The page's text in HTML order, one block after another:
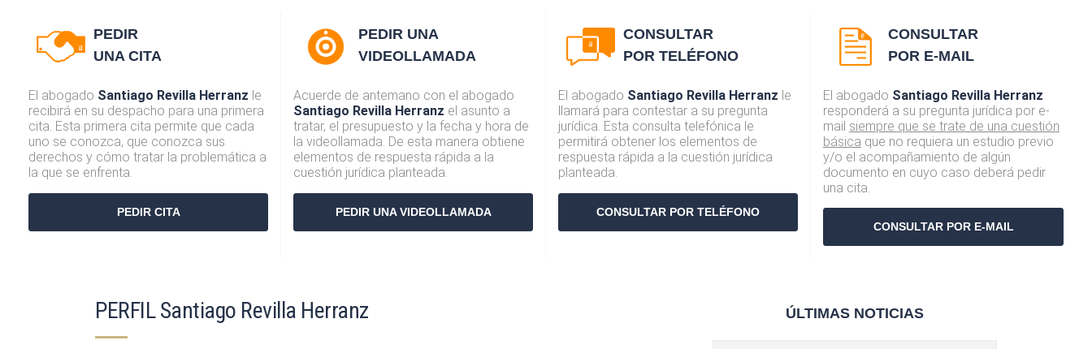
PEDIR
UNA CITA
El abogado Santiago Revilla Herranz le
recibirá en su despacho para una primera
cita. Esta primera cita permite que cada
uno se conozca, que conozca sus
derechos y cómo tratar la problemática a
la que se enfrenta.
PEDIR CITA
PEDIR UNA
VIDEOLLAMADA
Acuerde de antemano con el abogado
Santiago Revilla Herranz el asunto a
tratar, el presupuesto y la fecha y hora de
la videollamada. De esta manera obtiene
elementos de respuesta rápida a la
cuestión jurídica planteada.
PEDIR UNA VIDEOLLAMADA
CONSULTAR
POR TELÉFONO
El abogado Santiago Revilla Herranz le
llamará para contestar a su pregunta
jurídica. Esta consulta telefónica le
permitirá obtener los elementos de
respuesta rápida a la cuestión jurídica
planteada.
CONSULTAR POR TELÉFONO
CONSULTAR
POR E-MAIL
El abogado Santiago Revilla Herranz
responderá a su pregunta jurídica por e-
mail siempre que se trate de una cuestión
básica que no requiera un estudio previo
y/o el acompañamiento de algún
documento en cuyo caso deberá pedir
una cita.
CONSULTAR POR E-MAIL
PERFIL Santiago Revilla Herranz ÚLTIMAS NOTICIAS